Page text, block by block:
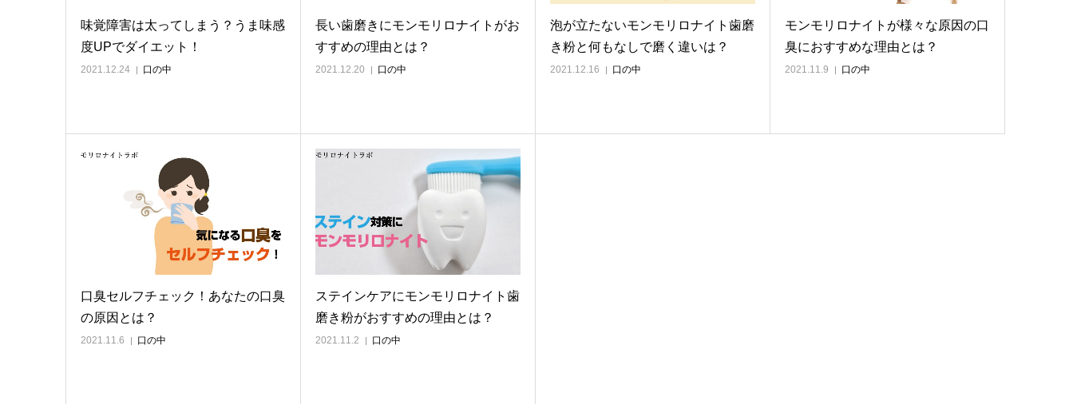
味覚障害は太ってしまう？うま味感
度UPでダイエット！
2021.12.24 口の中
長い歯磨きにモンモリロナイトがお
すすめの理由とは？
2021.12.20 口の中
泡が立たないモンモリロナイト歯磨
き粉と何もなしで磨く違いは？
2021.12.16 口の中
モンモリロナイトが様々な原因の口
臭におすすめな理由とは？
2021.11.9 口の中
口臭セルフチェック！あなたの口臭
の原因とは？
2021.11.6 口の中
ステインケアにモンモリロナイト歯
磨き粉がおすすめの理由とは？
2021.11.2 口の中